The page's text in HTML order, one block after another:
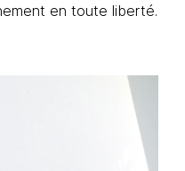
en toute liberté.